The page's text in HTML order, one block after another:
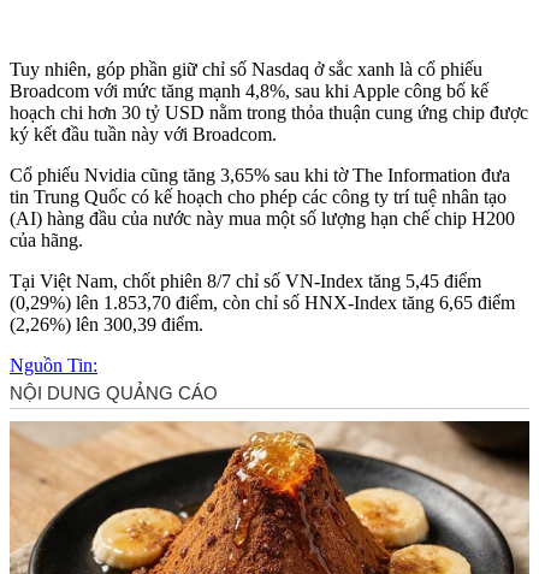
Tuy nhiên, góp phần giữ chỉ số Nasdaq ở sắc xanh là cổ phiếu
Broadcom với mức tăng mạnh 4,8%, sau khi Apple công bố kế
hoạch chi hơn 30 tỷ USD nằm trong thỏa thuận cung ứng chip được
ký kết đầu tuần này với Broadcom.
Cổ phiếu Nvidia cũng tăng 3,65% sau khi tờ The Information đưa
tin Trung Quốc có kế hoạch cho phép các công ty trí tuệ nhân tạo
(AI) hàng đầu của nước này mua một số lượng hạn chế chip H200
của hãng.
Tại Việt Nam, chốt phiên 8/7 chỉ số VN-Index tăng 5,45 điểm
(0,29%) lên 1.853,70 điểm, còn chỉ số HNX-Index tăng 6,65 điểm
(2,26%) lên 300,39 điểm.
Nguồn Tin: